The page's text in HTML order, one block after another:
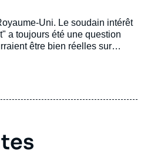
Uni. Le soudain intérêt
a toujours été une question
être bien réelles sur